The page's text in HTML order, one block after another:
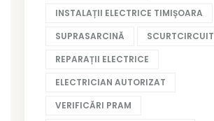
INSTALAȚII ELECTRICE TIMIȘOARA
SUPRASARCINĂ
SCURTCIRCUIT
REPARAȚII ELECTRICE
ELECTRICIAN AUTORIZAT
VERIFICĂRI PRAM